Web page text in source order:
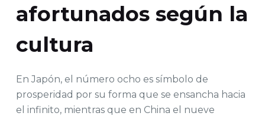
afortunados según la
cultura
En Japón, el número ocho es símbolo de
prosperidad por su forma que se ensancha hacia
el infinito, mientras que en China el nueve